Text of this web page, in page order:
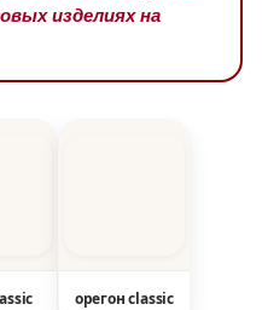
изделиях на
орегон classic